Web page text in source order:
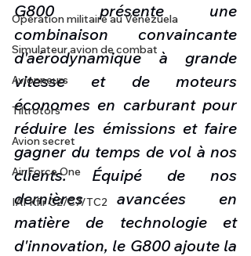
Opération militaire au Vénézuela
Simulateur avion de combat
Avionneurs
Tiltrotors
Avion secret
Air Force One
IAI Kfir C2/C7/TC2
G800 présente une
combinaison convaincante
d'aérodynamique à grande
vitesse et de moteurs
économes en carburant pour
réduire les émissions et faire
gagner du temps de vol à nos
clients. Équipé de nos
dernières avancées en
matière de technologie et
d'innovation, le G800 ajoute la